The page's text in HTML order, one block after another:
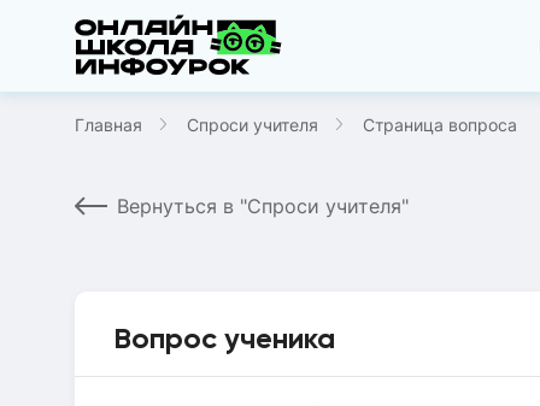
Главная Спроси учителя Страница вопроса
Вернуться в "Спроси учителя"
Вопрос ученика